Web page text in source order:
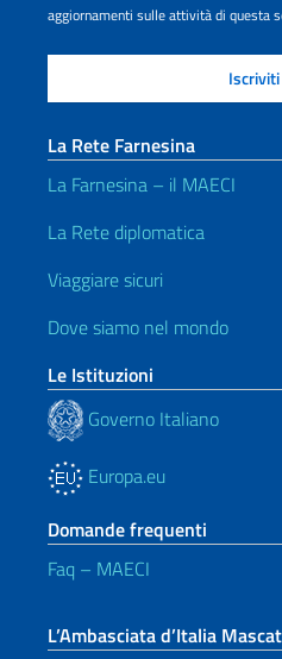
aggiornamenti sulle attività di questa
La Rete Farnesina
La Farnesina – il MAECI
La Rete diplomatica
Viaggiare sicuri
Dove siamo nel mondo
Le Istituzioni
Governo Italiano
Europa.eu
Domande frequenti
Faq – MAECI
L’Ambasciata d’Italia